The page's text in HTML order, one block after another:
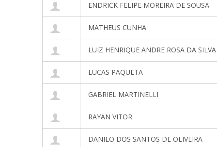
ENDRICK FELIPE MOREIRA DE SOUSA
MATHEUS CUNHA
LUIZ HENRIQUE ANDRE ROSA DA SILVA
LUCAS PAQUETA
GABRIEL MARTINELLI
RAYAN VITOR
DANILO DOS SANTOS DE OLIVEIRA